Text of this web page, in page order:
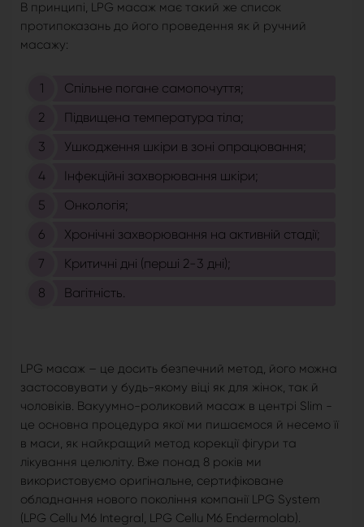
В принципі, LPG масаж має такий же список
протипоказань до його проведення як й ручний
масажу:
Спільне погане самопочуття;
Підвищена температура тіла;
Ушкодження шкіри в зоні опрацювання;
Інфекційні захворювання шкіри;
Онкологія;
Хронічні захворювання на активній стадії;
Критичні дні (перші 2-3 дні);
Вагітність.
LPG масаж – це досить безпечний метод, його можна
застосовувати у будь-якому віці як для жінок, так й
чоловіків. Вакуумно-роликовий масаж в центрі Slim -
це основна процедура якої ми пишаємося й несемо її
в маси, як найкращий метод корекції фігури та
лікування целюліту. Вже понад 8 років ми
використовуємо оригінальне, сертифіковане
обладнання нового покоління компанії LPG System
(LPG Cellu M6 Integral, LPG Cellu M6 Endermolab).